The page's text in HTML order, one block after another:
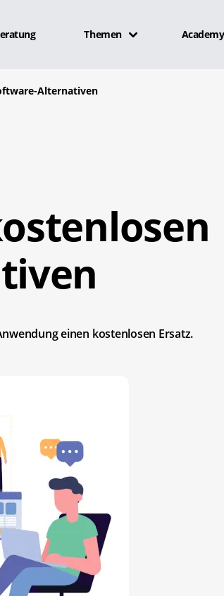
Themen Academy
Alternativen
einen kostenlosen Ersatz.